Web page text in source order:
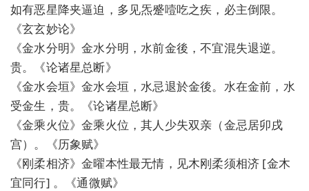
如有恶星降夹逼迫，多见炁蹙噎吃之疾，必主倒限。
《玄玄妙论》
《金水分明》金水分明，水前金後，不宜混失退逆。
贵。《论诸星总断》
《金水会垣》金水会垣，水忌退於金後。水在金前，水
受金生，贵。《论诸星总断》
《金乘火位》金乘火位，其人少失双亲（金忌居卯戌
宫）。《历象赋》
《刚柔相济》金曜本性最无情，见木刚柔须相济 [金木
宜同行] 。《通微赋》